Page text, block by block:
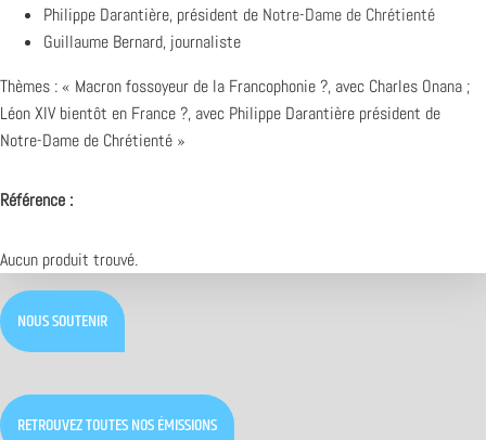
Philippe Darantière, président de Notre-Dame de Chrétienté
Guillaume Bernard, journaliste
Thèmes : « Macron fossoyeur de la Francophonie ?, avec Charles Onana ;
Léon XIV bientôt en France ?, avec Philippe Darantière président de
Notre-Dame de Chrétienté »
Référence :
Aucun produit trouvé.
NOUS SOUTENIR
RETROUVEZ TOUTES NOS ÉMISSIONS